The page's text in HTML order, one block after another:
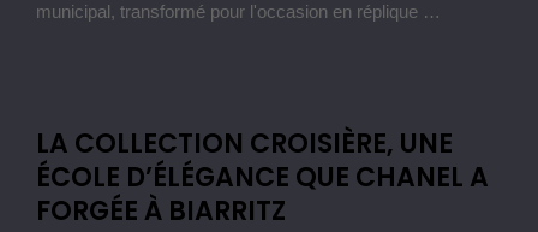
municipal, transformé pour l'occasion en réplique …
LA COLLECTION CROISIÈRE, UNE
ÉCOLE D’ÉLÉGANCE QUE CHANEL A
FORGÉE À BIARRITZ